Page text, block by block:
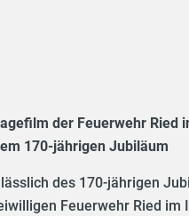
der Feuerwehr Ried
170-jährigen Jubiläum
des 170-jährigen
Feuerwehr Ried im